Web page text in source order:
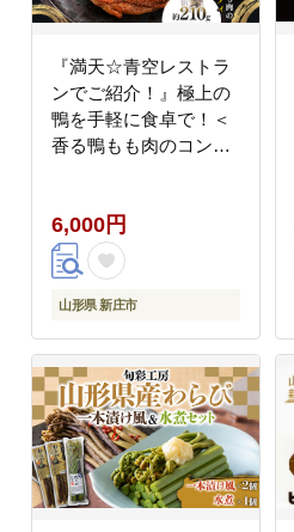
『満天☆青空レストラ
ンでご紹介！』極上の
鴨を手軽に食卓で！＜
香る鴨もも肉のコンフ
6,000円
山形県 新庄市